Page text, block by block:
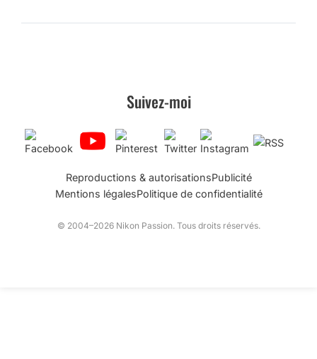
Suivez-moi
Reproductions & autorisationsPublicité
Mentions légalesPolitique de confidentialité
© 2004–2026 Nikon Passion. Tous droits réservés.